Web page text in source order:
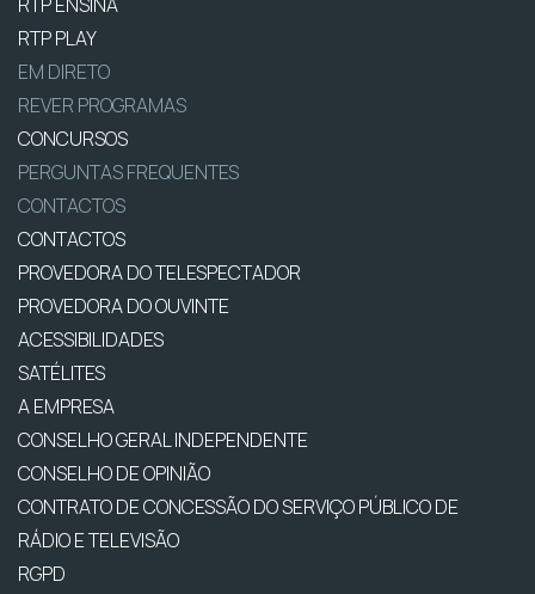
RTP PLAY
EM DIRETO
REVER PROGRAMAS
CONCURSOS
PERGUNTAS FREQUENTES
CONTACTOS
CONTACTOS
PROVEDORA DO TELESPECTADOR
PROVEDORA DO OUVINTE
ACESSIBILIDADES
SATÉLITES
A EMPRESA
CONSELHO GERAL INDEPENDENTE
CONSELHO DE OPINIÃO
CONTRATO DE CONCESSÃO DO SERVIÇO PÚBLICO DE
RÁDIO E TELEVISÃO
RGPD